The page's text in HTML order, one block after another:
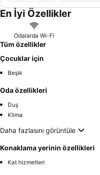
En İyi Özellikler
Odalarda Wi-Fi
Tüm özellikler
Çocuklar için
Beşik
Oda özellikleri
Duş
Klima
Daha fazlasını görüntüle
Konaklama yerinin özellikleri
Kat hizmetleri